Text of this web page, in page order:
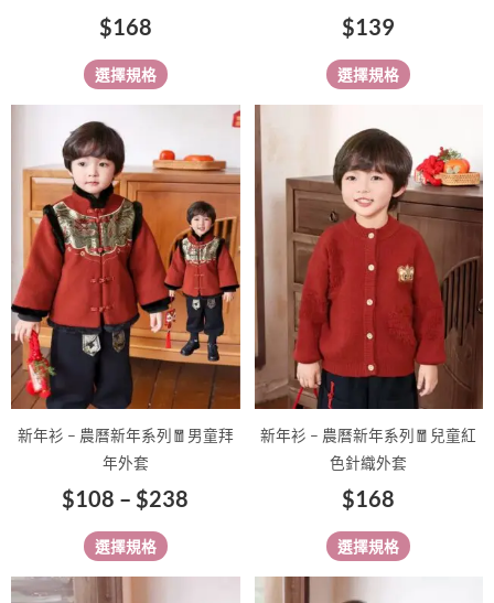
$168
選擇規格
選
擇
選
$139
選擇規格
選
擇
選
新年衫 – 農曆新年系列🧧男童拜
年外套
$108 – $238
範
圍：
$108
到
$238
選擇規格
產
品
有
多
種
款
式。
可
在
產
頁
面
選
擇
選
新年衫 – 農曆新年系列🧧兒童紅
色針織外套
$168
選擇規格
品
有
多
式。
可
在
頁
面
選
擇
選